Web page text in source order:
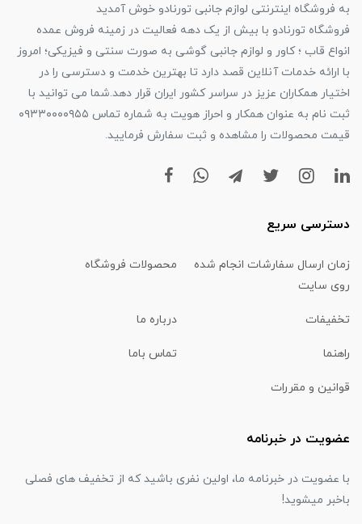
به فروشگاه اینترنتی لوازم جانبی تورنادو خوش آمدید
فروشگاه تورنادو با بیش از یک دهه فعالیت در زمینه فروش عمده
انواع قاب ؛ کاور و لوازم جانبی گوشی به صورت سنتی و فیزیکی؛ امروز
با ارائه خدمات آنلاین قصد دارد تا بهترین خدمت و دسترسی را در
اختیار همکاران عزیز در سراسر کشور ایران قرار دهد.شما می توانید با
ثبت نام به عنوان همکار و احراز هویت به شماره تماس ۰۹۳۳۰۰۰۰۹۵۵
قیمت محصولات را مشاهده و ثبت سفارش فرمایید.
دسترسی سریع
زمان ارسال سفارشات انجام شده
روی سایت
محصولات فروشگاه
تخفیفات درباره ما
راهنما تماس باما
قوانین و مقررات
عضویت در خبرنامه
با عضویت در خبرنامه ما، اولین نفری باشید که از تخفیف های فصلی
باخبر میشوید!